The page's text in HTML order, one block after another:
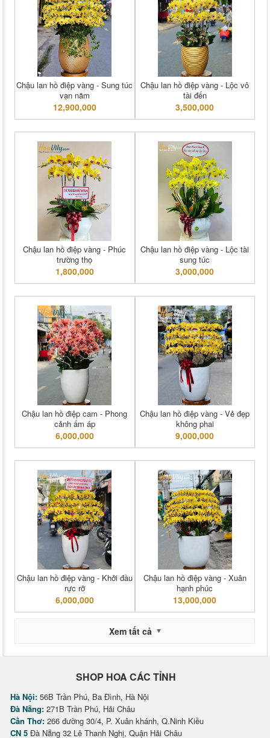
Chậu lan hồ điệp vàng - Sung túc
vạn năm
12,900,000
Chậu lan hồ điệp vàng - Lộc vô
tài đến
3,500,000
Chậu lan hồ điệp vàng - Phúc
trường thọ
1,800,000
Chậu lan hồ điệp vàng - Lộc tài
sung túc
3,000,000
Chậu lan hồ điệp cam - Phong
cảnh ấm áp
6,000,000
Chậu lan hồ điệp vàng - Vẻ đẹp
không phai
9,000,000
Chậu lan hồ điệp vàng - Khởi đầu
rực rỡ
6,000,000
Chậu lan hồ điệp vàng - Xuân
hạnh phúc
13,000,000
Xem tất cả
SHOP HOA CÁC TỈNH
Hà Nội: 56B Trần Phú, Ba Đình, Hà Nội
Đà Nẵng: 271B Trần Phú, Hải Châu
Cần Thơ: 266 đường 30/4, P. Xuân khánh, Q.Ninh Kiều
CN 5 Đà Nẵng 32 Lê Thanh Nghị, Quận Hải Châu